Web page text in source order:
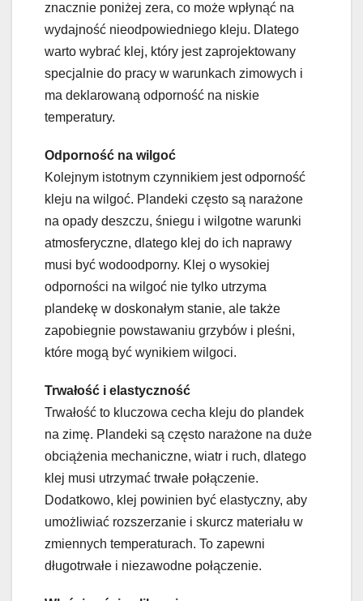
znacznie poniżej zera, co może wpłynąć na
wydajność nieodpowiedniego kleju. Dlatego
warto wybrać klej, który jest zaprojektowany
specjalnie do pracy w warunkach zimowych i
ma deklarowaną odporność na niskie
temperatury.
Odporność na wilgoć
Kolejnym istotnym czynnikiem jest odporność
kleju na wilgoć. Plandeki często są narażone
na opady deszczu, śniegu i wilgotne warunki
atmosferyczne, dlatego klej do ich naprawy
musi być wodoodporny. Klej o wysokiej
odporności na wilgoć nie tylko utrzyma
plandekę w doskonałym stanie, ale także
zapobiegnie powstawaniu grzybów i pleśni,
które mogą być wynikiem wilgoci.
Trwałość i elastyczność
Trwałość to kluczowa cecha kleju do plandek
na zimę. Plandeki są często narażone na duże
obciążenia mechaniczne, wiatr i ruch, dlatego
klej musi utrzymać trwałe połączenie.
Dodatkowo, klej powinien być elastyczny, aby
umożliwiać rozszerzanie i skurcz materiału w
zmiennych temperaturach. To zapewni
długotrwałe i niezawodne połączenie.